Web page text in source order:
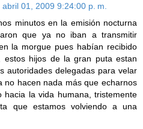
01, 2009 9:24:00 p. m.
minutos en la emisión nocturna
que ya no iban a transmitir
la morgue pues habían recibido
estos hijos de la gran puta estan
autoridades delegadas para velar
no hacen nada más que echarnos
hacia la vida humana, tristemente
que estamos volviendo a una